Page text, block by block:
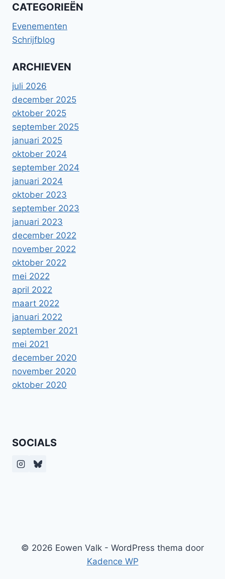
CATEGORIEËN
Evenementen
Schrijfblog
ARCHIEVEN
juli 2026
december 2025
oktober 2025
september 2025
januari 2025
oktober 2024
september 2024
januari 2024
oktober 2023
september 2023
januari 2023
december 2022
november 2022
oktober 2022
mei 2022
april 2022
maart 2022
januari 2022
september 2021
mei 2021
december 2020
november 2020
oktober 2020
SOCIALS
© 2026 Eowen Valk - WordPress thema door
Kadence WP